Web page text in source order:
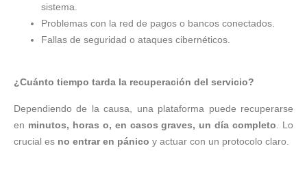
sistema.
Problemas con la red de pagos o bancos conectados.
Fallas de seguridad o ataques cibernéticos.
¿Cuánto tiempo tarda la recuperación del servicio?
Dependiendo de la causa, una plataforma puede recuperarse
en minutos, horas o, en casos graves, un día completo . Lo
crucial es no entrar en pánico y actuar con un protocolo claro.